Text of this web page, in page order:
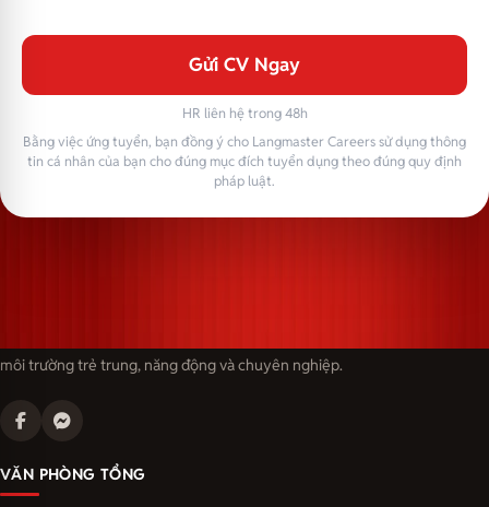
Gửi CV Ngay
HR liên hệ trong 48h
Bằng việc ứng tuyển, bạn đồng ý cho Langmaster Careers sử dụng thông
tin cá nhân của bạn cho đúng mục đích tuyển dụng theo đúng quy định
pháp luật.
môi trường trẻ trung, năng động và chuyên nghiệp.
VĂN PHÒNG TỔNG